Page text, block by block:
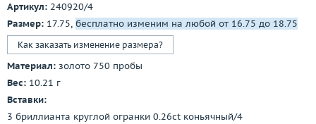
Артикул: 240920/4
Размер: 17.75, бесплатно изменим на любой от 16.75 до 18.75
Как заказать изменение размера?
Материал: золото 750 пробы
Вес: 10.21 г
Вставки:
3 бриллианта круглой огранки 0.26ct коньячный/4